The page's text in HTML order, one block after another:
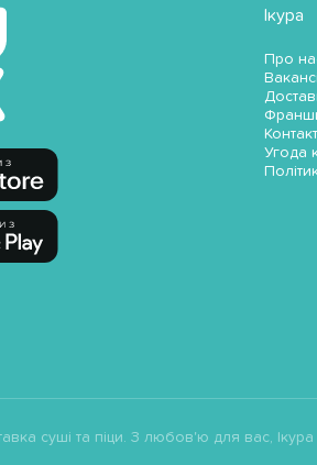
Ікура
Про
Угода
суші та піци. З любов'ю для вас, Ікура